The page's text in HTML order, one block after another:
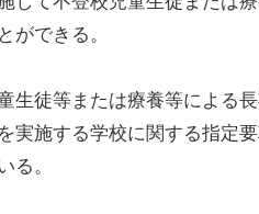
ができる。
生徒等または療養等による
実施する学校に関する指定
る。